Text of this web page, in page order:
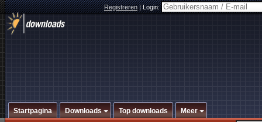
Registreren|Login:
Startpagina Downloads Top downloads Meer